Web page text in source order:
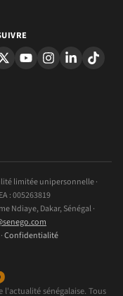
limitée unipersonnelle ·
: 005263819
Ndiaye, Dakar, Sénégal ·
·Confidentialité
sénégalaise. Tous